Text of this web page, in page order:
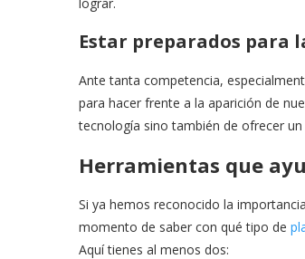
Estar preparados para
Ante tanta competencia,
para hacer frente a la aparición de
tecnología sino también de ofrecer
Herramientas que
Si ya hemos reconocido la
momento de saber con qué tipo de
Aquí tienes al menos dos: